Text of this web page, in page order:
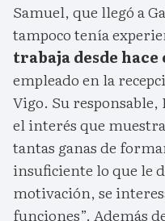
Samuel, que llegó a
tampoco tenía
trabaja desde hace
empleado en la
Vigo. Su
el interés que
tantas ganas de
insuficiente lo que le
motivación, se
funciones”. Además